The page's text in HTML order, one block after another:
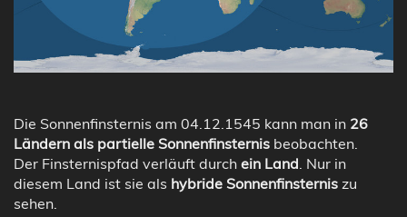
Die Sonnenfinsternis am 04.12.1545 kann man in 26
Ländern als partielle Sonnenfinsternis beobachten.
Der Finsternispfad verläuft durch ein Land . Nur in
diesem Land ist sie als hybride Sonnenfinsternis zu
sehen.